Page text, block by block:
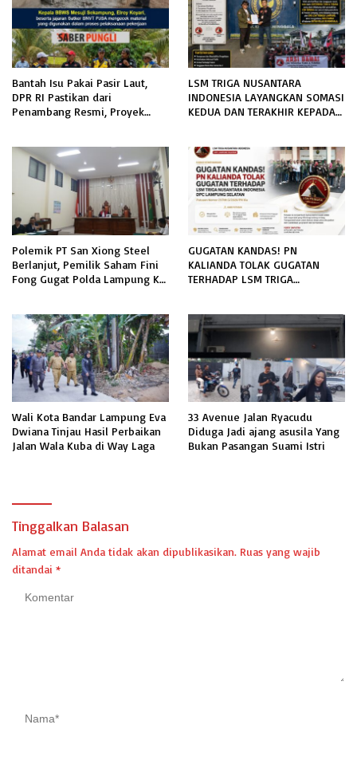
Bantah Isu Pakai Pasir Laut,
DPR RI Pastikan dari
Penambang Resmi, Proyek
LSM TRIGA NUSANTARA
INDONESIA LAYANGKAN SOMASI
KEDUA DAN TERAKHIR KEPADA
INFORMASI PUBLIK
Polemik PT San Xiong Steel
Berlanjut, Pemilik Saham Fini
Fong Gugat Polda Lampung Ke
GUGATAN KANDAS! PN
KALIANDA TOLAK GUGATAN
TERHADAP LSM TRIGA
Wali Kota Bandar Lampung Eva
Dwiana Tinjau Hasil Perbaikan
Jalan Wala Kuba di Way Laga
33 Avenue Jalan Ryacudu
Diduga Jadi ajang asusila Yang
Bukan Pasangan Suami Istri
Tinggalkan Balasan
Alamat email Anda tidak akan dipublikasikan. Ruas yang wajib
ditandai *